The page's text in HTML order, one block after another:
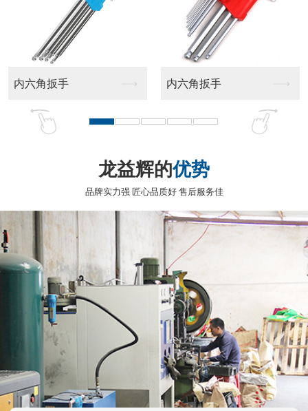
优势
品牌实力强 匠心品质好 售后服务佳
实力强大 稳定高效
东莞市龙益辉五金工具有限公司是专业的生产内六
角扳手、电动批头系列、测电笔系列、螺丝刀系列、五
金工具等的公司。
产品外观精美、质量标准、价格实惠，专业的生产
和开发经验，力求满足不同客户需要，凭借不断产品开